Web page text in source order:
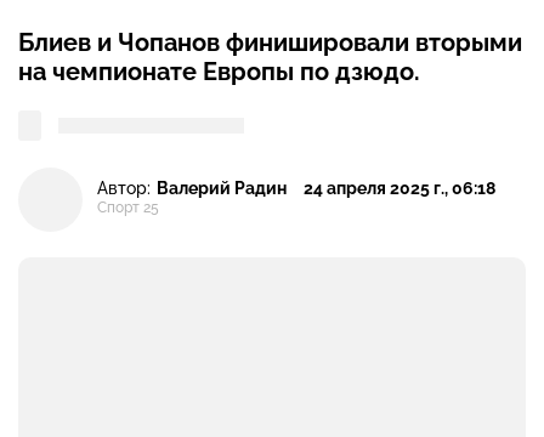
Блиев и Чопанов финишировали вторыми
на чемпионате Европы по дзюдо.
Автор: Валерий Радин
Спорт 25
24 апреля 2025 г., 06:18